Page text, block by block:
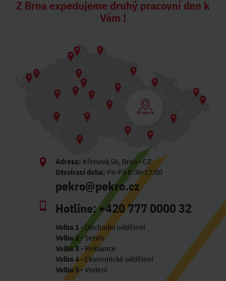
Z Brna expedujeme druhý pracovní den k
Vám !
Adresa: Křenová 56, Brno - CZ
Otevírací doba: Po-Pá 8:30-17:00
pekro@pekro.cz
Hotline:+420 777 0000 32
Volba 1- Obchodní oddělení
Volba 2 - Servis
Volba 3 - Reklamce
Volba 4- Ekonomické oddělení
Volba 5- Vedení